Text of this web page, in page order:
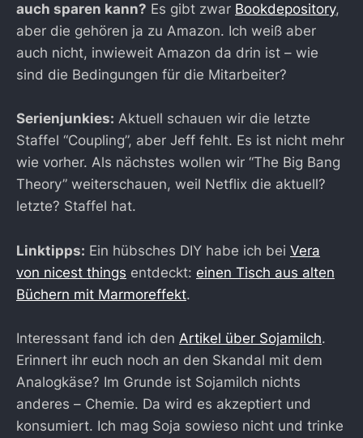
auch sparen kann? Es gibt zwar Bookdepository,
aber die gehören ja zu Amazon. Ich weiß aber
auch nicht, inwieweit Amazon da drin ist – wie
sind die Bedingungen für die Mitarbeiter?
Serienjunkies: Aktuell schauen wir die letzte
Staffel “Coupling”, aber Jeff fehlt. Es ist nicht mehr
wie vorher. Als nächstes wollen wir “The Big Bang
Theory” weiterschauen, weil Netflix die aktuell?
letzte? Staffel hat.
Linktipps: Ein hübsches DIY habe ich bei Vera
von nicest things entdeckt: einen Tisch aus alten
Büchern mit Marmoreffekt.
Interessant fand ich den Artikel über Sojamilch.
Erinnert ihr euch noch an den Skandal mit dem
Analogkäse? Im Grunde ist Sojamilch nichts
anderes – Chemie. Da wird es akzeptiert und
konsumiert. Ich mag Soja sowieso nicht und trinke